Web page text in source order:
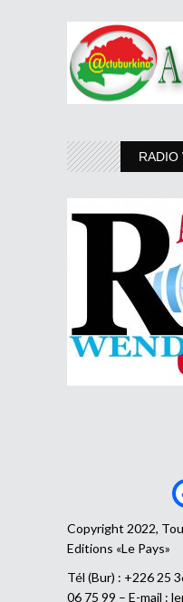
RADIO
Copyright 2022,
Editions «Le Pays»
Tél (Bur) : +226 25
06 75 99 – E-mail :